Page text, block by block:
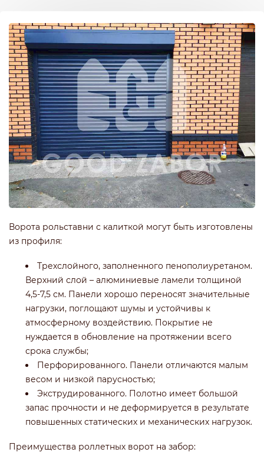
Ворота рольставни с калиткой могут быть изготовлены
из профиля:
Трехслойного, заполненного пенополиуретаном.
Верхний слой – алюминиевые ламели толщиной
4,5-7,5 см. Панели хорошо переносят значительные
нагрузки, поглощают шумы и устойчивы к
атмосферному воздействию. Покрытие не
нуждается в обновление на протяжении всего
срока службы;
Перфорированного. Панели отличаются малым
весом и низкой парусностью;
Экструдированного. Полотно имеет большой
запас прочности и не деформируется в результате
повышенных статических и механических нагрузок.
Преимущества роллетных ворот на забор: